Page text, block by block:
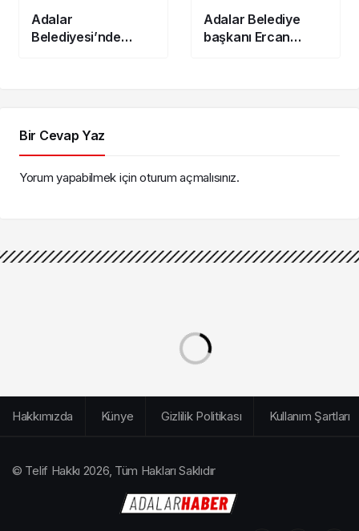
Adalar
Belediyesi’nde
Adalar Belediye
başkanı Ercan
Bir Cevap Yaz
Yorum yapabilmek içinoturum açmalısınız.
Hakkımızda Künye Gizlilik Politikası Kullanım Şartları
© Telif Hakkı 2026, Tüm Hakları Saklıdır